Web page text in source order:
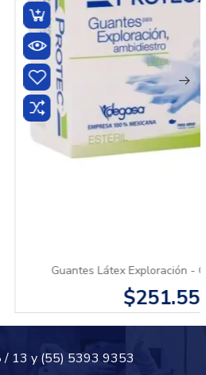
Exploración - Caja 100 pzas.
13 y (55) 5393 9353